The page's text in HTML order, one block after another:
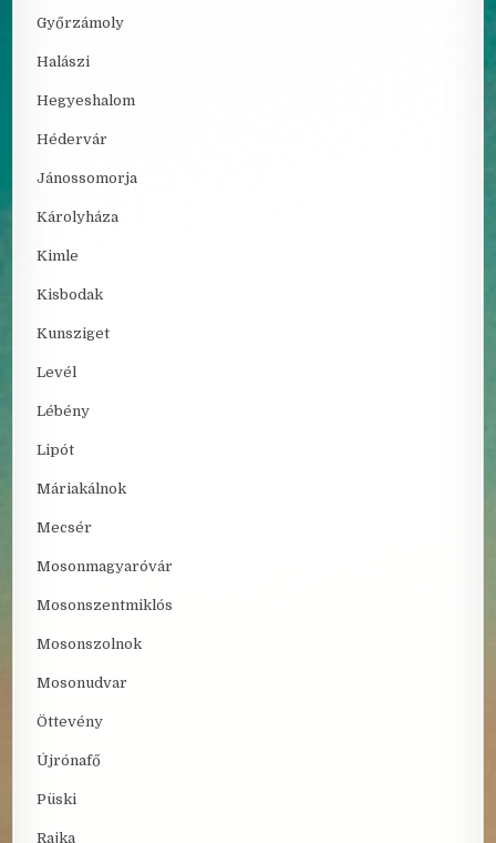
Győrzámoly
Halászi
Hegyeshalom
Hédervár
Jánossomorja
Károlyháza
Kimle
Kisbodak
Kunsziget
Levél
Lébény
Lipót
Máriakálnok
Mecsér
Mosonmagyaróvár
Mosonszentmiklós
Mosonszolnok
Mosonudvar
Öttevény
Újrónafő
Püski
Rajka